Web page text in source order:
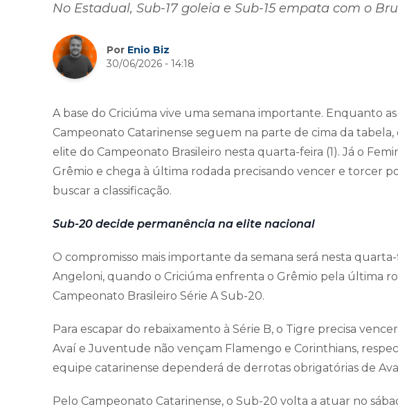
No Estadual, Sub-17 goleia e Sub-15 empata com o
Por Enio Biz
30/06/2026 - 14:18
A base do Criciúma vive uma semana importante. Enquanto
Campeonato Catarinense seguem na parte de cima da
elite do Campeonato Brasileiro nesta quarta-feira (1). Já o
Grêmio e chega à última rodada precisando vencer e torcer
buscar a classificação.
Sub-20 decide permanência na elite nacional
O compromisso mais importante da semana será nesta quarta-
Angeloni, quando o Criciúma enfrenta o Grêmio pela última
Campeonato Brasileiro Série A Sub-20.
Para escapar do rebaixamento à Série B, o Tigre precisa
Avaí e Juventude não vençam Flamengo e Corinthians,
equipe catarinense dependerá de derrotas obrigatórias de
Pelo Campeonato Catarinense, o Sub-20 volta a atuar no